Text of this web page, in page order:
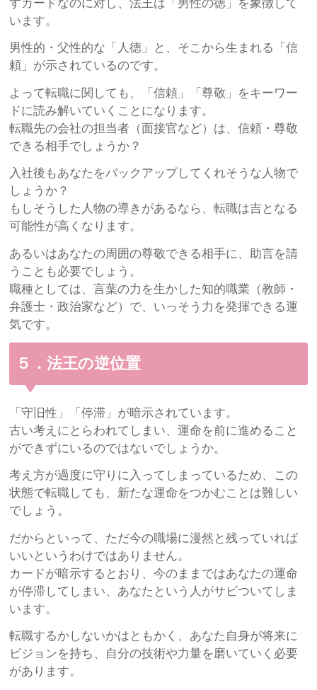
すカードなのに対し、法王は「男性の徳」を象徴して
います。
男性的・父性的な「人徳」と、そこから生まれる「信
頼」が示されているのです。
よって転職に関しても、「信頼」「尊敬」をキーワー
ドに読み解いていくことになります。
転職先の会社の担当者（面接官など）は、信頼・尊敬
できる相手でしょうか？
入社後もあなたをバックアップしてくれそうな人物で
しょうか？
もしそうした人物の導きがあるなら、転職は吉となる
可能性が高くなります。
あるいはあなたの周囲の尊敬できる相手に、助言を請
うことも必要でしょう。
職種としては、言葉の力を生かした知的職業（教師・
弁護士・政治家など）で、いっそう力を発揮できる運
気です。
５．法王の逆位置
「守旧性」「停滞」が暗示されています。
古い考えにとらわれてしまい、運命を前に進めること
ができずにいるのではないでしょうか。
考え方が過度に守りに入ってしまっているため、この
状態で転職しても、新たな運命をつかむことは難しい
でしょう。
だからといって、ただ今の職場に漫然と残っていれば
いいというわけではありません。
カードが暗示するとおり、今のままではあなたの運命
が停滞してしまい、あなたという人がサビついてしま
います。
転職するかしないかはともかく、あなた自身が将来に
ビジョンを持ち、自分の技術や力量を磨いていく必要
があります。